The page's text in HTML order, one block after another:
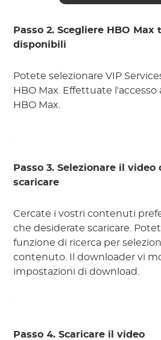
Passo 2. Scegliere HBO Max
disponibili
Potete selezionare VIP
HBO Max. Effettuate
HBO Max.
Passo 3. Selezionare il video
scaricare
Cercate i vostri contenuti
che desiderate scaricare.
funzione di ricerca per
contenuto. Il downloader vi
impostazioni di download.
Passo 4. Scaricare il video